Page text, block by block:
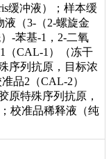
缓冲液）；样本缓
液（3-（2-螺旋金
-苯基-1，2-二氧
（CAL-1）（冻干
序列抗原，目标浓
品2（CAL-2）
原特殊序列抗原，
校准品稀释液（纯